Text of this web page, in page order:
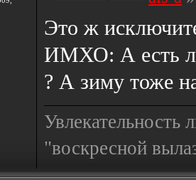
Это ж
ИМХО: А есть ли
? А зиму тоже
Увлекательность
"воскресной